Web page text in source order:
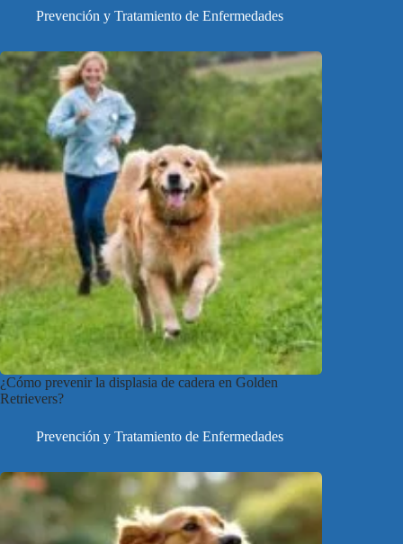
Prevención y Tratamiento de Enfermedades
¿Cómo prevenir la displasia de cadera en Golden
Retrievers?
Prevención y Tratamiento de Enfermedades